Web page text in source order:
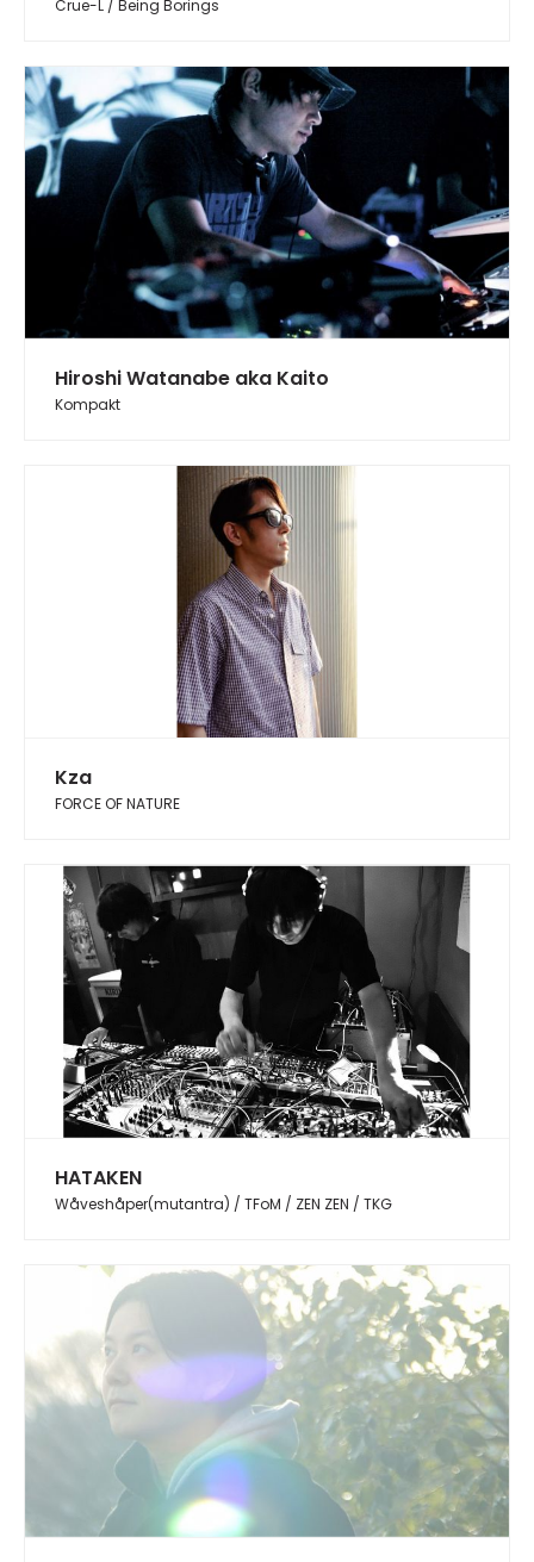
Crue-L / Being Borings
Hiroshi Watanabe aka Kaito
Kompakt
Kza
FORCE OF NATURE
HATAKEN
Wåveshåper(mutantra) / TFoM / ZEN ZEN / TKG